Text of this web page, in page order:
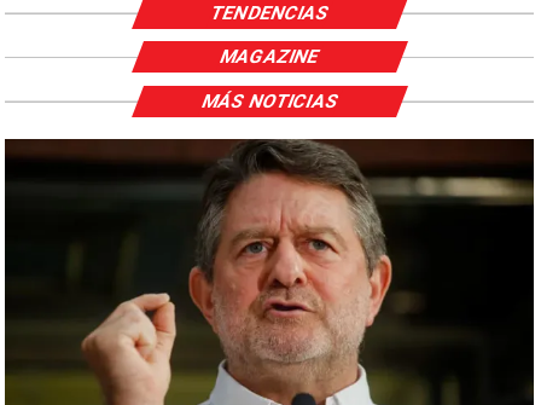
TENDENCIAS
MAGAZINE
MÁS NOTICIAS